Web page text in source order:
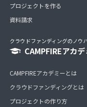
プロジェクトを作る
資料請求
クラウドファンディングのノウ
CAMPFIREアカ
CAMPFIREアカデミーとは
クラウドファンディングとは
プロジェクトの作り方